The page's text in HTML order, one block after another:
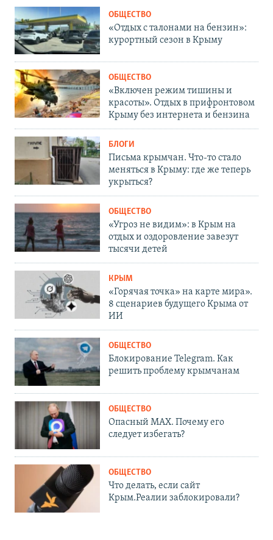
ОБЩЕСТВО
«Отдых с талонами на бензин»:
курортный сезон в Крыму
ОБЩЕСТВО
«Включен режим тишины и
красоты». Отдых в прифронтовом
Крыму без интернета и бензина
БЛОГИ
Письма крымчан. Что-то стало
меняться в Крыму: где же теперь
укрыться?
ОБЩЕСТВО
«Угроз не видим»: в Крым на
отдых и оздоровление завезут
тысячи детей
КРЫМ
«Горячая точка» на карте мира».
8 сценариев будущего Крыма от
ИИ
ОБЩЕСТВО
Блокирование Telegram. Как
решить проблему крымчанам
ОБЩЕСТВО
Опасный MAX. Почему его
следует избегать?
ОБЩЕСТВО
Что делать, если сайт
Крым.Реалии заблокировали?